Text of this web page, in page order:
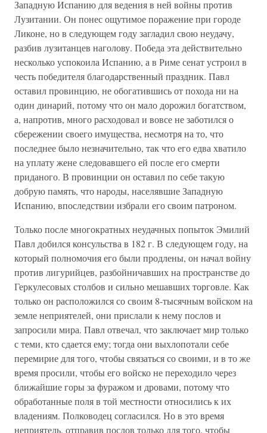
Западную Испанию для ведения в ней войны против
Лузитании. Он понес ощутимое поражение при городе
Ликоне, но в следующем году загладил свою неудачу,
разбив лузитанцев наголову. Победа эта действительно
несколько успокоила Испанию, а в Риме сенат устроил в
честь победителя благодарственный праздник. Павл
оставил провинцию, не обогатившись от похода ни на
один динарий, потому что он мало дорожил богатством,
а, напротив, много расходовал и вовсе не заботился о
сбережении своего имущества, несмотря на то, что
последнее было незначительно, так что его едва хватило
на уплату жене следовавшего ей после его смерти
приданого. В провинции он оставил по себе такую
добрую память, что народы, населявшие Западную
Испанию, впоследствии избрали его своим патроном.
Только после многократных неудачных попыток Эмилий
Павл добился консульства в 182 г. В следующем году, на
который полномочия его были продлены, он начал войну
против лигурийцев, разбойничавших на пространстве до
Геркулесовых столбов и сильно мешавших торговле. Как
только он расположился со своим 8-тысячным войском на
земле неприятелей, они прислали к нему послов и
запросили мира. Павл отвечал, что заключает мир только
с теми, кто сдается ему; тогда они выхлопотали себе
перемирие для того, чтобы связаться со своими, и в то же
время просили, чтобы его войско не переходило через
ближайшие горы за фуражом и дровами, потому что
обработанные поля в той местности относились к их
владениям. Полководец согласился. Но в это время
неприятель, отправив послов только для того, чтобы